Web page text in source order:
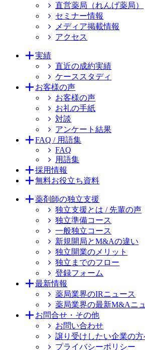
直営薬局（れんげ薬局）
セミナー情報
メディア掲載情報
アクセス
実績
直近の成約実績
ケーススタディ
お客様の声
お客様の声
お礼の手紙
対談
アンケート結果
FAQ / 用語集
FAQ
用語集
採用情報
無料お役立ち資料
薬剤師の独立支援
独立支援とは / 先輩の声
独立準備コース
一般独立コース
新規開局とM&Aの違い
独立開業のメリット
独立までのフロー
登録フォーム
最新情報
薬局業界のIRニュース
薬局業界の最新M&Aニ
お問合せ・その他
お問い合わせ
譲り受けしたい企業の方
プライバシーポリシー